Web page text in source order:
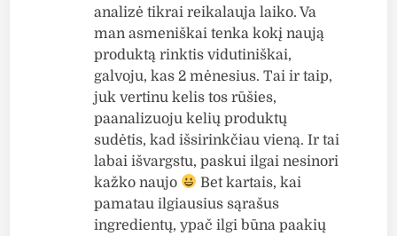
analizė tikrai reikalauja laiko. Va
man asmeniškai tenka kokį naują
produktą rinktis vidutiniškai,
galvoju, kas 2 mėnesius. Tai ir taip,
juk vertinu kelis tos rūšies,
paanalizuoju kelių produktų
sudėtis, kad išsirinkčiau vieną. Ir tai
labai išvargstu, paskui ilgai nesinori
kažko naujo
Bet kartais, kai
pamatau ilgiausius sąrašus
ingredientų, ypač ilgi būna paakių